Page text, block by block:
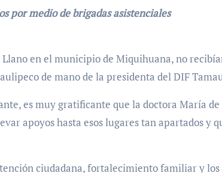
por medio de brigadas asistenciales
en el municipio de Miquihuana, no
de mano de la presidenta del DIF
es muy gratificante que la doctora María
apoyos hasta esos lugares tan apartados y
ciudadana, fortalecimiento familiar y